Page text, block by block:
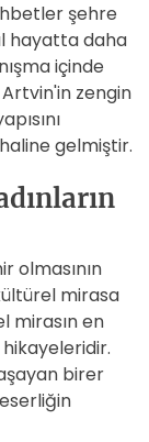
şehre
hayatta daha
içinde
zengin
gelmiştir.
olmasının
mirasa
mirasın en
birer